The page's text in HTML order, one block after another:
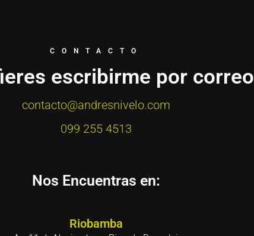
CONTACTO
escribirme por correo
contacto@andresnivelo.com
099 255 4513
Nos Encuentras en:
Riobamba